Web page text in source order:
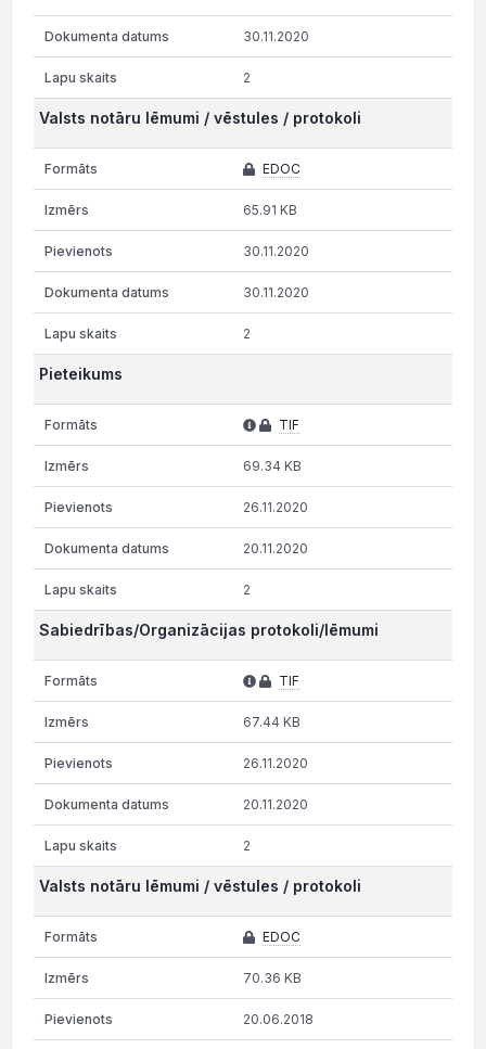
30.11.2020
2
Valsts notāru lēmumi / vēstules / protokoli
EDOC
65.91 KB
30.11.2020
30.11.2020
2
Pieteikums
TIF
69.34 KB
26.11.2020
20.11.2020
2
Sabiedrības/Organizācijas protokoli/lēmumi
TIF
67.44 KB
26.11.2020
20.11.2020
2
Valsts notāru lēmumi / vēstules / protokoli
EDOC
70.36 KB
20.06.2018